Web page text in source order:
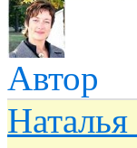
Автор
Наталья